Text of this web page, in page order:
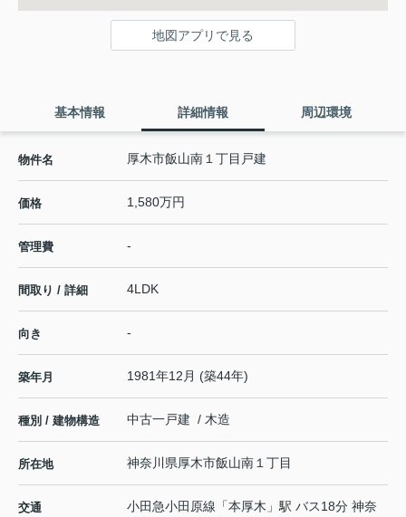
地図アプリで見る
基本情報 詳細情報 周辺環境
物件名 厚木市飯山南１丁目戸建
価格 1,580万円
管理費 -
間取り / 詳細 4LDK
向き -
築年月 1981年12月 (築44年)
種別 / 建物構造 中古一戸建 / 木造
所在地 神奈川県厚木市飯山南 １丁目
交通 小田急小田原線 「本厚木 」駅 バス18分 神奈